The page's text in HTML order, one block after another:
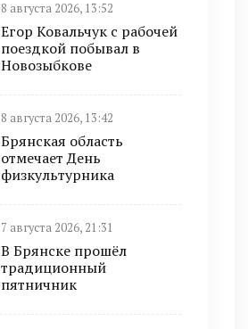
8 августа 2026, 13:52
Егор Ковальчук с рабочей
поездкой побывал в
Новозыбкове
8 августа 2026, 13:42
Брянская область
отмечает День
физкультурника
7 августа 2026, 21:31
В Брянске прошёл
традиционный
пятничник